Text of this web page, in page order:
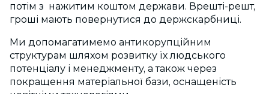
потім з нажитим коштом держави. Врешті-решт,
гроші мають повернутися до держскарбниці.
Ми допомагатимемо антикорупційним
структурам шляхом розвитку їх людського
потенціалу і менеджменту, а також через
покращення матеріальної бази, оснащеність